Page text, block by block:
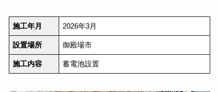
施工年月 2026年3月
設置場所 御殿場市
施工内容 蓄電池設置